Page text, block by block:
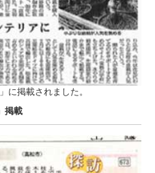
に掲載されました。
掲載